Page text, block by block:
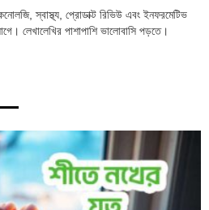
স্বাস্থ্য, প্রোডাক্ট রিভিউ এবং ইনফরমেটিভ
লেখালেখির পাশাপাশি ভালোবাসি পড়তে।